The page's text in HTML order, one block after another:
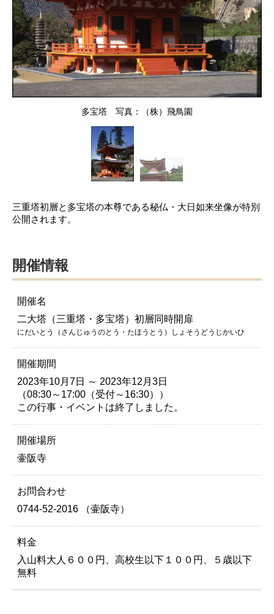
多宝塔 写真：（株）飛鳥園
三重塔初層と多宝塔の本尊である秘仏・大日如来坐像が特別
公開されます。
開催情報
開催名
二大塔（三重塔・多宝塔）初層同時開扉
にだいとう（さんじゅうのとう・たほうとう）しょそうどうじかいひ
開催期間
2023年10月7日 ～ 2023年12月3日
（08:30～17:00（受付～16:30））
この行事・イベントは終了しました。
開催場所
壷阪寺
お問合わせ
0744-52-2016 （壷阪寺）
料金
入山料大人６００円、高校生以下１００円、５歳以下
無料